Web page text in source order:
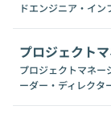
ドエンジニア・イン
プロジェクト
プロジェクトマネー
ーダー・ディレクタ